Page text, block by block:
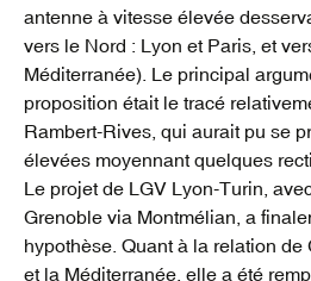
antenne à vitesse élevée
vers le Nord : Lyon et Paris, et
Méditerranée). Le principal
proposition était le tracé
Rambert-Rives, qui aurait pu se
élevées moyennant quelques
Le projet de LGV Lyon-Turin,
Grenoble via Montmélian, a
hypothèse. Quant à la relation
et la Méditerranée, elle a été